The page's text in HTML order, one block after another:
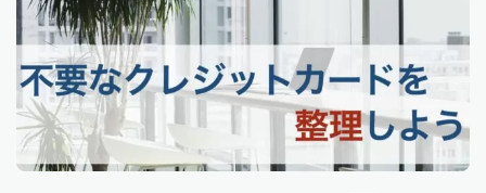
プライバシーポリシー
お問い合わせ
生活・ファイナンス